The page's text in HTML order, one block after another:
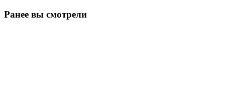
Ранее вы смотрели